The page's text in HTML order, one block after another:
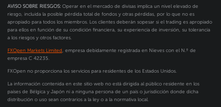
AVISO SOBRE RIESGOS: Operar en el mercado de divisas implica un nivel elevado de
riesgo, incluida la posible pérdida total de fondos y otras pérdidas, por lo que no es
apropiado para todos los miembros. Los clientes deberán sopesar si el trading es apropiado
para ellos en función de su condición financiera, su experiencia de inversión, su tolerancia
a los riesgos y otros factores.
FXOpen Markets Limited, empresa debidamente registrada en Nieves con el N.º de
empresa C 42235.
FXOpen no proporciona los servicios para residentes de los Estados Unidos.
La información contenida en este sitio web no está dirigida al público residente en los
países de Bélgica y Japón ni a ninguna persona de un país o jurisdicción donde dicha
distribución o uso sean contrarios a la ley o a la normativa local.